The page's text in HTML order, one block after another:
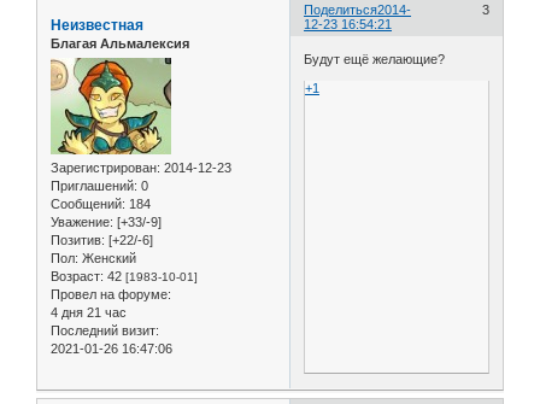
Поделиться 3
2014-
12-23 16:54:21
Неизвестная
Благая Альмалексия
Зарегистрирован: 2014-12-23
Приглашений: 0
Сообщений: 184
Уважение: [+33/-9]
Позитив: [+22/-6]
Пол: Женский
Возраст: 42 [1983-10-01]
Провел на форуме:
4 дня 21 час
Последний визит:
2021-01-26 16:47:06
Будут ещё желающие?
+1